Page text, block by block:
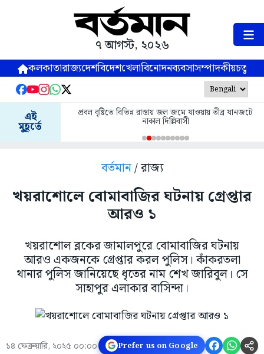
৭ আগস্ট, ২০২৬
কলকাতারাজ্যদেশবিদেশখেলাবিনোদনব্যবসাসম্পাদকীয়
এই
মুহূর্তে
প্রবল বৃষ্টিতে বিভিন্ন রাস্তায় জল জমে যাওয়ায় তীব্র যানজটে
নাকাল দিল্লিবাসী
বর্তমান/ রাজ্য
খয়রাশোলে বোমাবাজির ঘটনায় গ্রেপ্তার
আরও ১
খয়রাশোল ব্লকের জামালপুরে বোমাবাজির ঘটনায়
আরও একজনকে গ্রেপ্তার করল পুলিস। কাঁকরতলা
থানার পুলিস জানিয়েছে ধৃতের নাম শেখ জারিবুল। সে
সাহাপুর এলাকার বাসিন্দা।
১৪ ফেব্রুয়ারি, ২০২৫ ০০:০০ Prefer us on Google